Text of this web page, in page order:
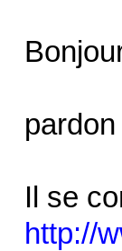
Il se
http://